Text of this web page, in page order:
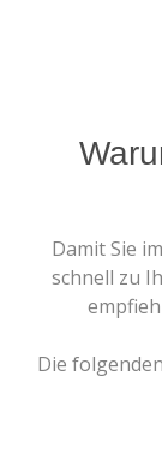
Damit Sie
schnell zu
Die